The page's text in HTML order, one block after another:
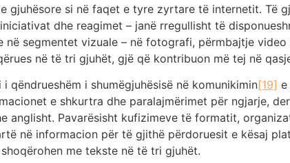
gjuhësore si në faqet e tyre zyrtare të internetit. Të
dhe reagimet – janë rregullisht të
në segmentet vizuale – në fotografi, përmbajtje
në të tri gjuhët, gjë që kontribuon më tej në
i qëndrueshëm i shumëgjuhësisë në komunikimin[19] e
e shkurtra dhe paralajmërimet për ngjarje,
anglisht. Pavarësisht kufizimeve të formatit,
në informacion për të gjithë përdoruesit e kësaj
me tekste në të tri gjuhët.